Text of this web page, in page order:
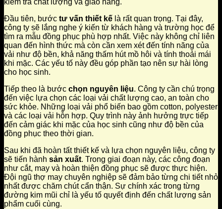
kiểm tra chất lượng và giao hàng.
Đầu tiên, bước tư vấn thiết kế là rất quan trọng. Tại đây,
công ty sẽ lắng nghe ý kiến từ khách hàng và trường học để
tìm ra mẫu đồng phục phù hợp nhất. Việc này không chỉ liên
quan đến hình thức mà còn cần xem xét đến tính năng của
vải như độ bền, khả năng thấm hút mồ hôi và tính thoải mái
khi mặc. Các yếu tố này đều góp phần tạo nên sự hài lòng
cho học sinh.
Tiếp theo là bước chọn nguyên liệu. Công ty cần chú trọng
đến việc lựa chọn các loại vải chất lượng cao, an toàn cho
sức khỏe. Những loại vải phổ biến bao gồm cotton, polyester
và các loại vải hỗn hợp. Quy trình này ảnh hưởng trực tiếp
đến cảm giác khi mặc của học sinh cũng như độ bền của
đồng phục theo thời gian.
Sau khi đã hoàn tất thiết kế và lựa chọn nguyên liệu, công ty
sẽ tiến hành sản xuất. Trong giai đoạn này, các công đoạn
như cắt, may và hoàn thiện đồng phục sẽ được thực hiện.
Đội ngũ thợ may chuyên nghiệp sẽ đảm bảo từng chi tiết nhỏ
nhất được chăm chút cẩn thận. Sự chính xác trong từng
đường kim mũi chỉ là yếu tố quyết định đến chất lượng sản
phẩm cuối cùng.